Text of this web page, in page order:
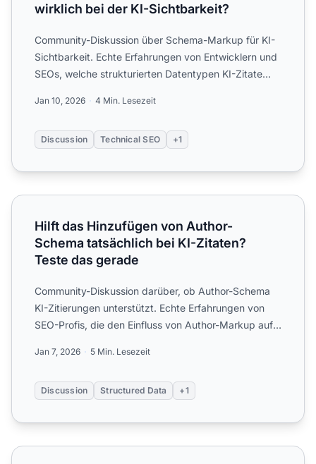
wirklich bei der KI-Sichtbarkeit?
Community-Diskussion über Schema-Markup für KI-
Sichtbarkeit. Echte Erfahrungen von Entwicklern und
SEOs, welche strukturierten Datentypen KI-Zitate
Jan 10, 2026 4 Min. Lesezeit
Discussion Technical SEO +1
Hilft das Hinzufügen von Author-Schema tatsächlich bei
Hilft das Hinzufügen von Author-
Schema tatsächlich bei KI-Zitaten?
Teste das gerade
Community-Diskussion darüber, ob Author-Schema
KI-Zitierungen unterstützt. Echte Erfahrungen von
SEO-Profis, die den Einfluss von Author-Markup auf
Jan 7, 2026 5 Min. Lesezeit
Discussion Structured Data +1
Habe gerade das HowTo-Schema auf unseren Tutorial-